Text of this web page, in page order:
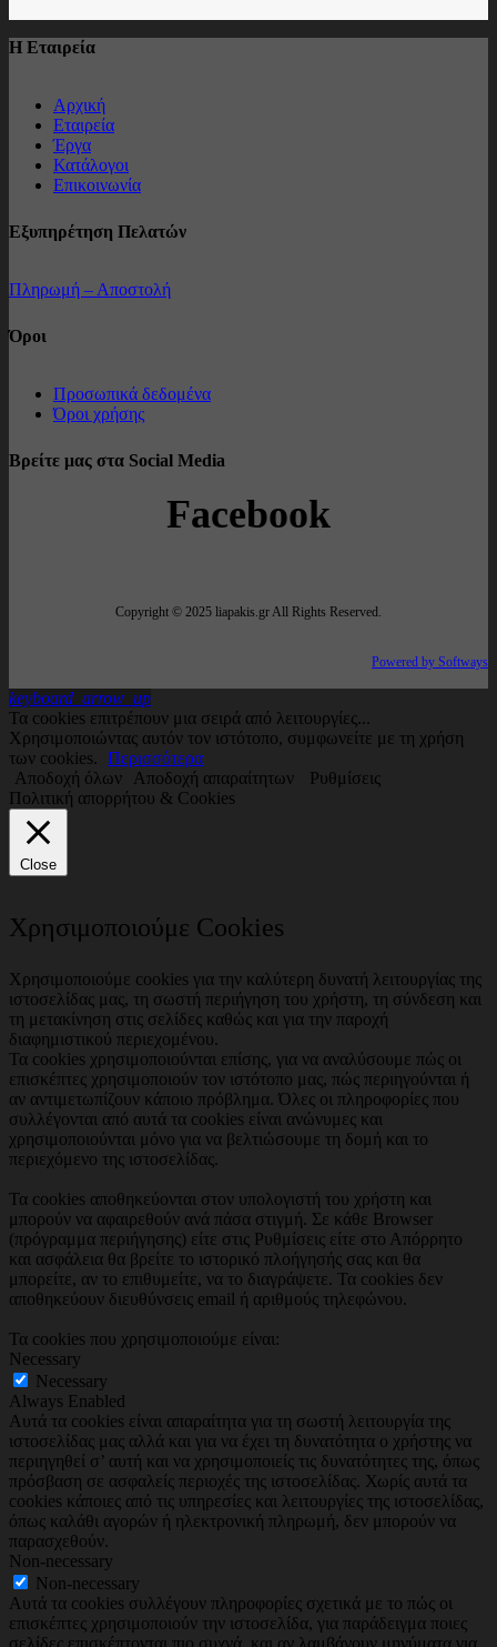
Η Εταιρεία
Αρχική
Εταιρεία
Έργα
Κατάλογοι
Επικοινωνία
Εξυπηρέτηση Πελατών
Πληρωμή – Αποστολή
Όροι
Προσωπικά δεδομένα
Όροι χρήσης
Βρείτε μας στα Social Media
Facebook
Copyright © 2025 liapakis.gr All Rights Reserved.
Powered by Softways
keyboard_arrow_up
Τα cookies επιτρέπουν μια σειρά από λειτουργίες...
Χρησιμοποιώντας αυτόν τον ιστότοπο, συμφωνείτε με τη χρήση
των cookies. Περισσότερα
Αποδοχή όλων
Αποδοχή απαραίτητων
Ρυθμίσεις
Πολιτική απορρήτου & Cookies
Close
Χρησιμοποιούμε Cookies
Χρησιμοποιούμε cookies για την καλύτερη δυνατή λειτουργίας της
ιστοσελίδας μας, τη σωστή περιήγηση του χρήστη, τη σύνδεση και
τη μετακίνηση στις σελίδες καθώς και για την παροχή
διαφημιστικού περιεχομένου.
Τα cookies χρησιμοποιούνται επίσης, για να αναλύσουμε πώς οι
επισκέπτες χρησιμοποιούν τον ιστότοπο μας, πώς περιηγούνται ή
αν αντιμετωπίζουν κάποιο πρόβλημα. Όλες οι πληροφορίες που
συλλέγονται από αυτά τα cookies είναι ανώνυμες και
χρησιμοποιούνται μόνο για να βελτιώσουμε τη δομή και το
περιεχόμενο της ιστοσελίδας.
Τα cookies αποθηκεύονται στον υπολογιστή του χρήστη και
μπορούν να αφαιρεθούν ανά πάσα στιγμή. Σε κάθε Browser
(πρόγραμμα περιήγησης) είτε στις Ρυθμίσεις είτε στο Απόρρητο
και ασφάλεια θα βρείτε το ιστορικό πλοήγησής σας και θα
μπορείτε, αν το επιθυμείτε, να το διαγράψετε. Τα cookies δεν
αποθηκεύουν διευθύνσεις email ή αριθμούς τηλεφώνου.
Τα cookies που χρησιμοποιούμε είναι:
Necessary
Necessary
Always Enabled
Αυτά τα cookies είναι απαραίτητα για τη σωστή λειτουργία της
ιστοσελίδας μας αλλά και για να έχει τη δυνατότητα ο χρήστης να
περιηγηθεί σ’ αυτή και να χρησιμοποιείς τις δυνατότητες της, όπως
πρόσβαση σε ασφαλείς περιοχές της ιστοσελίδας. Χωρίς αυτά τα
cookies κάποιες από τις υπηρεσίες και λειτουργίες της ιστοσελίδας,
όπως καλάθι αγορών ή ηλεκτρονική πληρωμή, δεν μπορούν να
παρασχεθούν.
Non-necessary
Non-necessary
Αυτά τα cookies συλλέγουν πληροφορίες σχετικά με το πώς οι
επισκέπτες χρησιμοποιούν την ιστοσελίδα, για παράδειγμα ποιες
σελίδες επισκέπτονται πιο συχνά, και αν λαμβάνουν μηνύματα για